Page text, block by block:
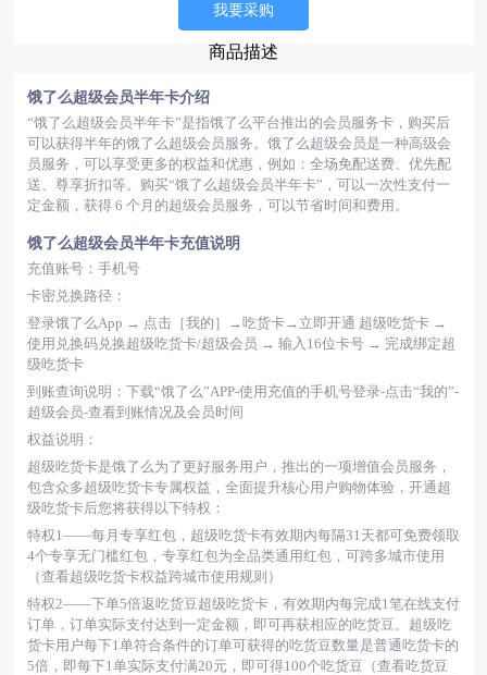
我要采购
商品描述
饿了么超级会员半年卡介绍
“饿了么超级会员半年卡”是指饿了么平台推出的会员服务卡，购买后
可以获得半年的饿了么超级会员服务。饿了么超级会员是一种高级会
员服务，可以享受更多的权益和优惠，例如：全场免配送费、优先配
送、尊享折扣等。购买“饿了么超级会员半年卡”，可以一次性支付一
定金额，获得 6 个月的超级会员服务，可以节省时间和费用。
饿了么超级会员半年卡充值说明
充值账号：手机号
卡密兑换路径：
登录饿了么App → 点击［我的］→吃货卡→立即开通 超级吃货卡 →
使用兑换码兑换超级吃货卡/超级会员 → 输入16位卡号 → 完成绑定超
级吃货卡
到账查询说明：下载“饿了么”APP-使用充值的手机号登录-点击“我的”-
超级会员-查看到账情况及会员时间
权益说明：
超级吃货卡是饿了么为了更好服务用户，推出的一项增值会员服务，
包含众多超级吃货卡专属权益，全面提升核心用户购物体验，开通超
级吃货卡后您将获得以下特权：
特权1——每月专享红包，超级吃货卡有效期内每隔31天都可免费领取
4个专享无门槛红包，专享红包为全品类通用红包，可跨多城市使用
（查看超级吃货卡权益跨城市使用规则）
特权2——下单5倍返吃货豆超级吃货卡，有效期内每完成1笔在线支付
订单，订单实际支付达到一定金额，即可再获相应的吃货豆。超级吃
货卡用户每下1单符合条件的订单可获得的吃货豆数量是普通吃货卡的
5倍，即每下1单实际支付满20元，即可得100个吃货豆（查看吃货豆